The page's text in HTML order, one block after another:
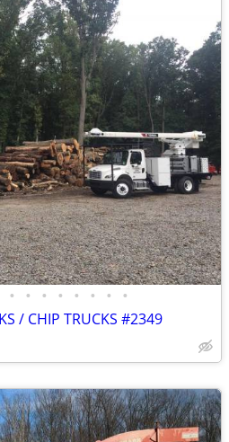
• • • • • • • •
/ CHIP TRUCKS #2349